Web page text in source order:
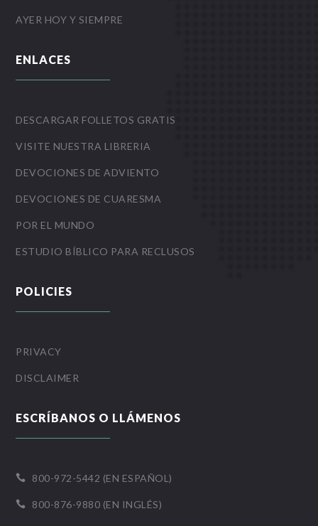
AYER HOY Y SIEMPRE
ENLACES
DESCARGAR FOLLETOS GRATIS
VISITE NUESTRA LIBRERIA
DEVOCIONES DE ADVIENTO
DEVOCIONES DE CUARESMA
POR EL MUNDO
ESTUDIO BÍBLICO PARA RECLUSOS
POLICIES
PRIVACY
DISCLAIMER
ESCRÍBANOS O LLÁMENOS
 800-972-5442 (EN ESPAÑOL)
 800-876-9880 (EN INGLÉS)